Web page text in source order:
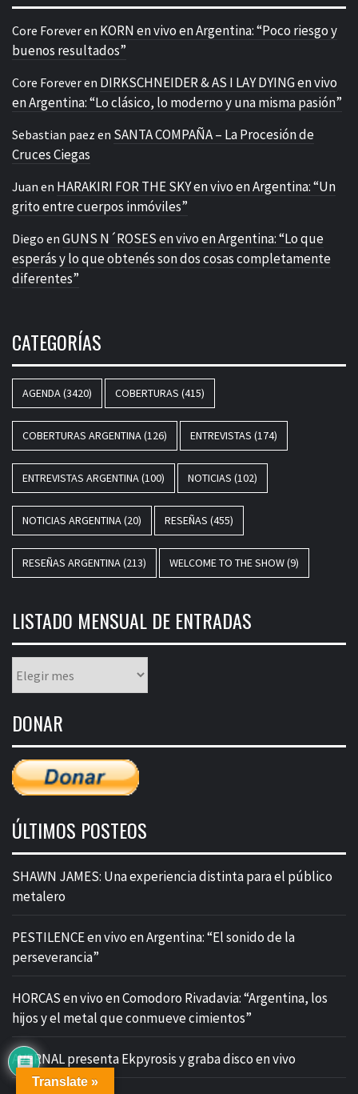
Core Foreveren KORN en vivo en Argentina: “Poco riesgo y
buenos resultados”
Core Foreveren DIRKSCHNEIDER & AS I LAY DYING en vivo
en Argentina: “Lo clásico, lo moderno y una misma pasión”
Sebastian paez en SANTA COMPAÑA – La Procesión de
Cruces Ciegas
Juan en HARAKIRI FOR THE SKY en vivo en Argentina: “Un
grito entre cuerpos inmóviles”
Diego en GUNS N´ROSES en vivo en Argentina: “Lo que
esperás y lo que obtenés son dos cosas completamente
diferentes”
CATEGORÍAS
AGENDA(3420) COBERTURAS (415)
COBERTURAS ARGENTINA(126) ENTREVISTAS (174)
ENTREVISTAS ARGENTINA(100) NOTICIAS (102)
NOTICIAS ARGENTINA(20) RESEÑAS (455)
RESEÑAS ARGENTINA(213) WELCOME TO THE SHOW(9)
LISTADO MENSUAL DE ENTRADAS
mensual
entradas
DONAR
ÚLTIMOS POSTEOS
SHAWN JAMES: Una experiencia distinta para el público
metalero
PESTILENCE en vivo en Argentina: “El sonido de la
perseverancia”
HORCAS en vivo en Comodoro Rivadavia: “Argentina, los
hijos y el metal que conmueve cimientos”
AVERNAL presenta Ekpyrosis y graba disco en vivo
Translate »